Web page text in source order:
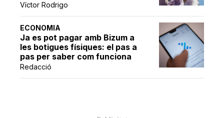
Víctor Rodrigo
ECONOMIA
Ja es pot pagar amb Bizum a
les botigues físiques: el pas a
pas per saber com funciona
Redacció